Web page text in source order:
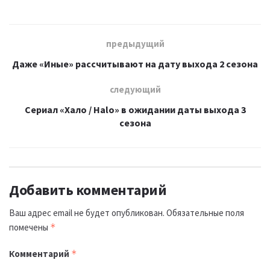
предыдущий
Даже «Иные» рассчитывают на дату выхода 2 сезона
следующий
Сериал «Хало / Halo» в ожидании даты выхода 3
сезона
Добавить комментарий
Ваш адрес email не будет опубликован. Обязательные поля
помечены *
Комментарий *